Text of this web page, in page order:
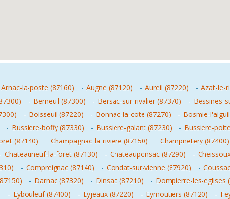
Arnac-la-poste (87160) - Augne (87120) - Aureil (87220) - Azat-le-
- Berneuil (87300) - Bersac-sur-rivalier (87370) - Bessines-
- Boisseuil (87220) - Bonnac-la-cote (87270) - Bosmie-
- Bussiere-boffy (87330) - Bussiere-galant (87230) - Bussiere-
(87140) - Champagnac-la-riviere (87150) - Champnetery (87400)
- Chateauneuf-la-foret (87130) - Chateauponsac (87290) -
- Compreignac (87140) - Condat-sur-vienne (87920) -
- Darnac (87320) - Dinsac (87210) - Dompierre-les-eglises
- Eybouleuf (87400) - Eyjeaux (87220) - Eymoutiers (87120) -